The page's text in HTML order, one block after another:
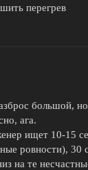
перегрев
большой,
ага.
ищет 10-15
ровности), 30
на те